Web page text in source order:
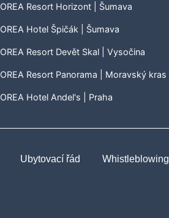
OREA Resort Horizont | Šumava
OREA Hotel Špičák | Šumava
OREA Resort Devět Skal | Vysočina
OREA Resort Panorama | Moravský kras
OREA Hotel Andel's | Praha
Ubytovací řád Whistleblowing